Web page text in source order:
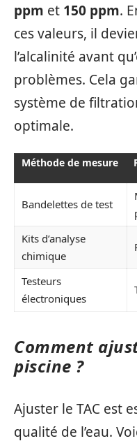
ppm et 150 ppm.
ces valeurs, il
l’alcalinité avant
problèmes. Cela
système de
optimale.
Méthode de mesure
Bandelettes de test
Kits d’analyse
chimique
Testeurs
électroniques
Comment
piscine ?
Ajuster le TAC est
qualité de l’eau.